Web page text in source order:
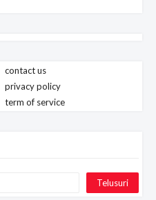
contact us
privacy policy